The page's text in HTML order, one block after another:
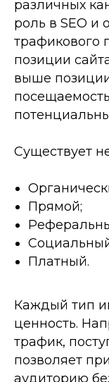
различных
роль в SEO и
трафикового
позиции
выше
Существует
Прямой;
Платный.
Каждый тип
ценность.
трафик,
позволяет
аудиторию